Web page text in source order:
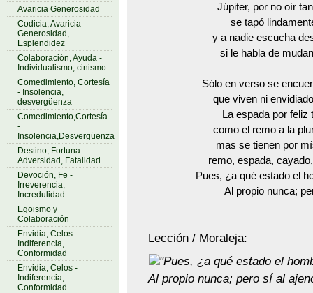
Avaricia Generosidad
Codicia, Avaricia -
Generosidad,
Esplendidez
Colaboración, Ayuda -
Individualismo, cinismo
Comedimiento, Cortesía
- Insolencia,
desvergüenza
Comedimiento,Cortesía
-
Insolencia,Desvergüenza
Destino, Fortuna -
Adversidad, Fatalidad
Devoción, Fe -
Irreverencia,
Incredulidad
Egoismo y
Colaboración
Envidia, Celos -
Indiferencia,
Conformidad
Envidia, Celos -
Indiferencia,
Conformidad
Júpiter, por no oír
se tapó
y a nadie escucha
si le habla de
Sólo en verso se
que viven ni
La espada por feliz
como el remo a la
mas se tienen por
remo, espada,
Pues, ¿a qué estado el
Al propio nunca;
Lección / Moraleja:
"Pues, ¿a qué estado el
Al propio nunca; pero sí al